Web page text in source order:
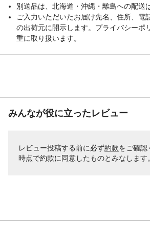
別送品は、北海道・沖縄・離島への配送
ご入力いただいたお届け先名、住所、電
の出荷元に開示します。プライバシーポ
重に取り扱います。
みんなが役に立ったレビュー
レビュー投稿する前に必ず約款をご確認
時点で約款に同意したものとみなします。